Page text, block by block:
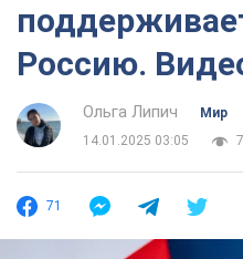
Россию.
Ольга Липич
Мир
14.01.2025 03:05
71